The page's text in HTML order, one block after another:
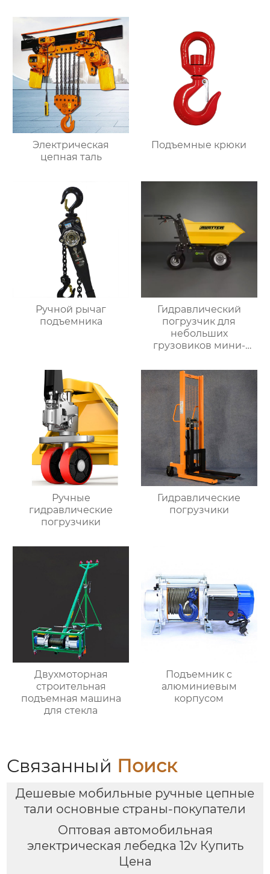
Электрическая
цепная таль
Подъемные крюки
Ручной рычаг
подъемника
Гидравлический
погрузчик для
небольших
грузовиков мини-
Ручные
гидравлические
погрузчики
Гидравлические
погрузчики
Двухмоторная
строительная
подъемная машина
для стекла
Подъемник с
алюминиевым
корпусом
Связанный Поиск
Дешевые мобильные ручные цепные
тали основные страны-покупатели
Оптовая автомобильная
электрическая лебедка 12v Купить
Цена